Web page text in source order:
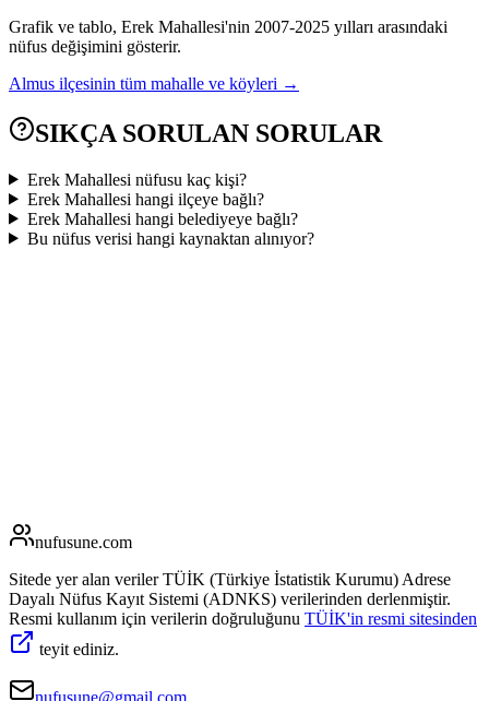
Grafik ve tablo, Erek Mahallesi'nin 2007-2025 yılları arasındaki
nüfus değişimini gösterir.
Almus ilçesinin tüm mahalle ve köyleri →
SIKÇA SORULAN SORULAR
Erek Mahallesi nüfusu kaç kişi?
Erek Mahallesi hangi ilçeye bağlı?
Erek Mahallesi hangi belediyeye bağlı?
Bu nüfus verisi hangi kaynaktan alınıyor?
nufusune.com
Sitede yer alan veriler TÜİK (Türkiye İstatistik Kurumu) Adrese
Dayalı Nüfus Kayıt Sistemi (ADNKS) verilerinden derlenmiştir.
Resmi kullanım için verilerin doğruluğunu TÜİK'in resmi sitesinden
teyit ediniz.
nufusune@gmail.com